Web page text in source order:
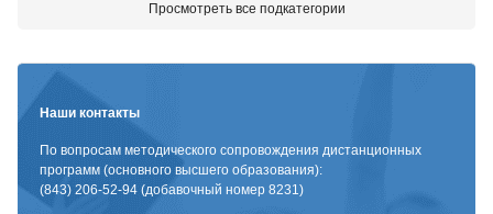
Просмотреть все подкатегории
Наши контакты
По вопросам методического сопровождения дистанционных
программ (основного высшего образования):
(843) 206-52-94 (добавочный номер 8231)